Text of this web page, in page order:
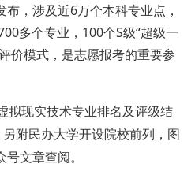
布，涉及近6万个本科专业点，
多个专业，100个S级“超级一
价模式，是志愿报考的重要参
拟现实技术专业排名及评级结
另附民办大学开设院校前列 ， 图
号文章查阅。